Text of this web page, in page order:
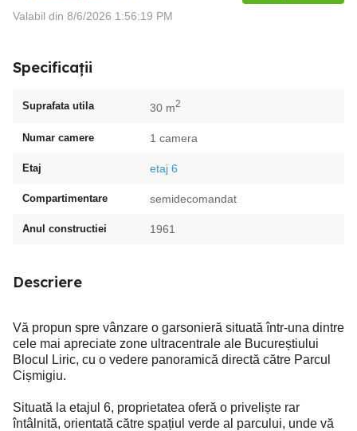
Valabil din 8/6/2026 1:56:19 PM
Specificații
Suprafata utila 30 m2
Numar camere 1 camera
Etaj etaj 6
Compartimentare semidecomandat
Anul constructiei 1961
Descriere
Vă propun spre vânzare o garsonieră situată într-una dintre
cele mai apreciate zone ultracentrale ale Bucureștiului
Blocul Liric, cu o vedere panoramică directă către Parcul
Cișmigiu.
Situată la etajul 6, proprietatea oferă o priveliște rar
întâlnită, orientată către spațiul verde al parcului, unde vă